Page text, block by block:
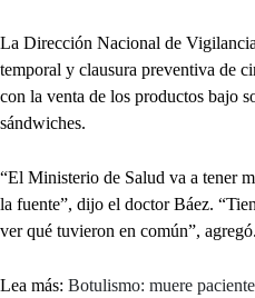
La Dirección Nacional de
temporal y clausura preventiva de
con la venta de los productos bajo
sándwiches.
“El Ministerio de Salud va a tener
la fuente”, dijo el doctor Báez.
ver qué tuvieron en común”, agregó.
Lea más: Botulismo: muere